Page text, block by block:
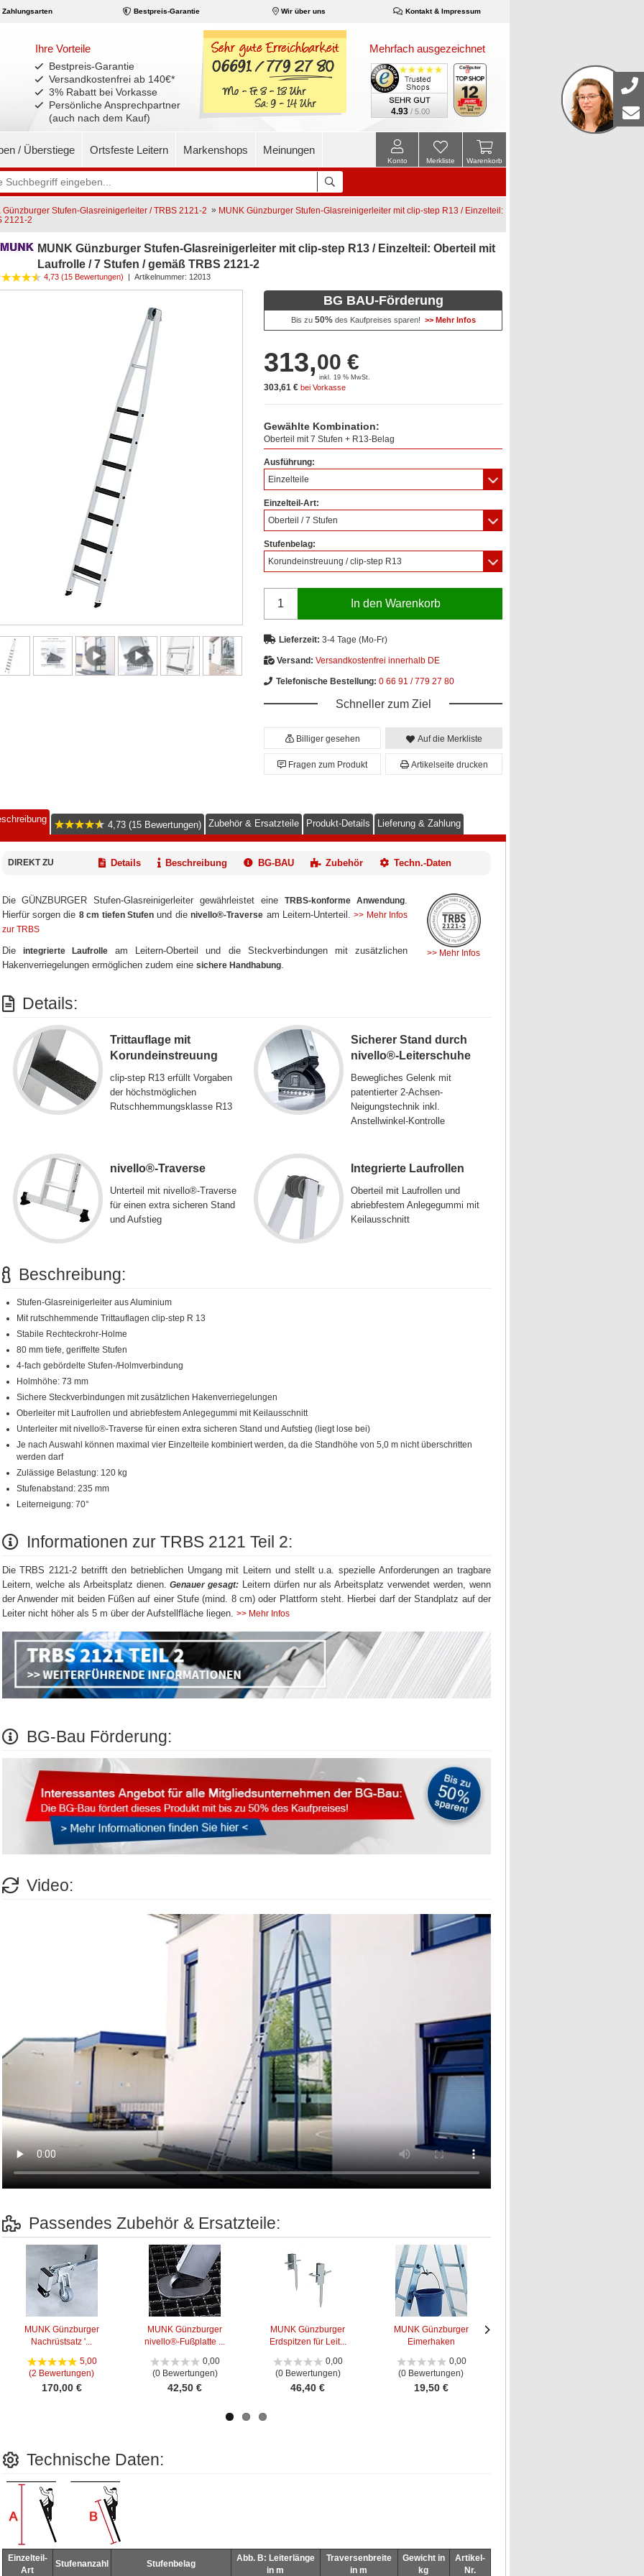
Zahlungsarten Bestpreis-Garantie Wir über uns Kontakt & Impressum
Ihre Vorteile
Bestpreis-Garantie
Versandkostenfrei ab 140€*
3% Rabatt bei Vorkasse
Persönliche Ansprechpartner
(auch nach dem Kauf)
Mehrfach ausgezeichnet
4.93 / 5.00
/ Überstiege Ortsfeste Leitern Markenshops Meinungen
Warenkorb
Merkliste
Konto
Günzburger Stufen-Glasreinigerleiter / TRBS 2121-2 » MUNK Günzburger Stufen-Glasreinigerleiter mit clip-step R13 / Einzelteil:
2121-2
MUNK Günzburger Stufen-Glasreinigerleiter mit clip-step R13 / Einzelteil: Oberteil mit
Laufrolle / 7 Stufen / gemäß TRBS 2121-2
4,73 (15 Bewertungen) | Artikelnummer: 12013
BG BAU-Förderung
Bis zu 50%des Kaufpreises sparen! >> Mehr Infos
313,00 €
inkl. 19 % MwSt.
303,61 € bei Vorkasse
Gewählte Kombination:
Oberteil mit 7 Stufen + R13-Belag
Ausführung:
Einzelteile
Einzelteil-Art:
Oberteil / 7 Stufen
Stufenbelag:
Korundeinstreuung / clip-step R13
In den Warenkorb
Lieferzeit: 3-4 Tage (Mo-Fr)
Versand: Versandkostenfrei innerhalb DE
Telefonische Bestellung: 0 66 91 / 779 27 80
Schneller zum Ziel
Billiger gesehen Auf die Merkliste
Fragen zum Produkt Artikelseite drucken
4,73 (15 Bewertungen) Zubehör & Ersatzteile Produkt-Details Lieferung & Zahlung
DIREKT ZU Details Beschreibung BG-BAU Zubehör Techn.-Daten
>> Mehr Infos
Die GÜNZBURGER Stufen-Glasreinigerleiter gewährleistet eineTRBS-konforme Anwendung
Hierfür sorgen die 8 cm tiefen Stufenund dienivello®-Traverse am Leitern-Unterteil.>> Mehr Infos
zur TRBS
Die integrierte Laufrolleam Leitern-Oberteil und die Steckverbindungen mit zusätzlichen
Hakenverriegelungen ermöglichen zudem eine sichere Handhabung.
Details:
Trittauflage mit
Korundeinstreuung
clip-step R13 erfüllt Vorgaben
der höchstmöglichen
Rutschhemmungsklasse R13
Sicherer Stand durch
nivello®-Leiterschuhe
Bewegliches Gelenk mit
patentierter 2-Achsen-
Neigungstechnik inkl.
Anstellwinkel-Kontrolle
nivello®-Traverse
Unterteil mit nivello®-Traverse
für einen extra sicheren Stand
und Aufstieg
Integrierte Laufrollen
Oberteil mit Laufrollen und
abriebfestem Anlegegummi mit
Keilausschnitt
Beschreibung:
Stufen-Glasreinigerleiter aus Aluminium
Mit rutschhemmende Trittauflagen clip-step R 13
Stabile Rechteckrohr-Holme
80 mm tiefe, geriffelte Stufen
4-fach gebördelte Stufen-/Holmverbindung
Holmhöhe: 73 mm
Sichere Steckverbindungen mit zusätzlichen Hakenverriegelungen
Oberleiter mit Laufrollen und abriebfestem Anlegegummi mit Keilausschnitt
Unterleiter mit nivello®-Traverse für einen extra sicheren Stand und Aufstieg (liegt lose bei)
Je nach Auswahl können maximal vier Einzelteile kombiniert werden, da die Standhöhe von 5,0 m nicht überschritten
werden darf
Zulässige Belastung: 120 kg
Stufenabstand: 235 mm
Leiterneigung: 70°
Informationen zur TRBS 2121 Teil 2:
Die TRBS 2121-2 betrifft den betrieblichen Umgang mit Leitern und stellt u.a. spezielle Anforderungen an tragbare
Leitern, welche als Arbeitsplatz dienen. Genauer gesagt:Leitern dürfen nur als Arbeitsplatz verwendet werden, wenn
der Anwender mit beiden Füßen auf einer Stufe (mind. 8 cm) oder Plattform steht. Hierbei darf der Standplatz auf der
Leiter nicht höher als 5 m über der Aufstellfläche liegen. >> Mehr Infos
BG-Bau Förderung:
Video:
Passendes Zubehör & Ersatzteile:
MUNK Günzburger
Nachrüstsatz '...
5,00
(2 Bewertungen)
170,00 €
MUNK Günzburger
nivello®-Fußplatte ...
0,00
(0 Bewertungen)
42,50 €
MUNK Günzburger
Erdspitzen für Leit...
0,00
(0 Bewertungen)
46,40 €
MUNK Günzburger
Eimerhaken
0,00
(0 Bewertungen)
19,50 €
Technische Daten:
Einzelteil-
Art
Stufenanzahl Stufenbelag
Abb. B: Leiterlänge
in m
Traversenbreite
in m
Gewicht in
kg
Artikel-
Nr.